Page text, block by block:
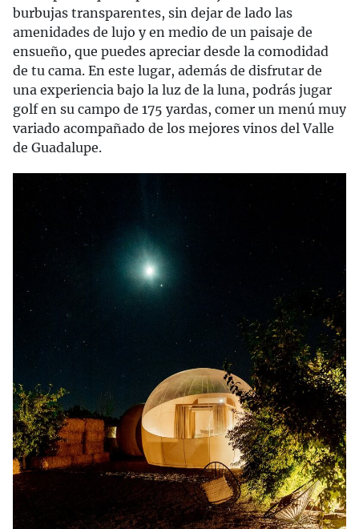
burbujas transparentes, sin dejar de lado las
amenidades de lujo y en medio de un paisaje de
ensueño, que puedes apreciar desde la comodidad
de tu cama. En este lugar, además de disfrutar de
una experiencia bajo la luz de la luna, podrás jugar
golf en su campo de 175 yardas, comer un menú muy
variado acompañado de los mejores vinos del Valle
de Guadalupe.